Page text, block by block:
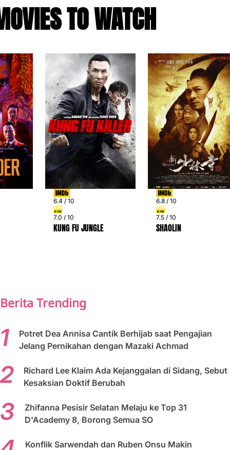
TO WATCH
6.4 / 10
7.0 / 10
KUNG FU JUNGLE
6.8 / 10
7.5 / 10
SHAOLIN
Berita Trending
Potret Dea Annisa Cantik Berhijab saat Pengajian
Jelang Pernikahan dengan Mazaki Achmad
Richard Lee Klaim Ada Kejanggalan di Sidang, Sebut
Kesaksian Doktif Berubah
Zhifanna Pesisir Selatan Melaju ke Top 31
D'Academy 8, Borong Semua SO
Konflik Sarwendah dan Ruben Onsu Makin